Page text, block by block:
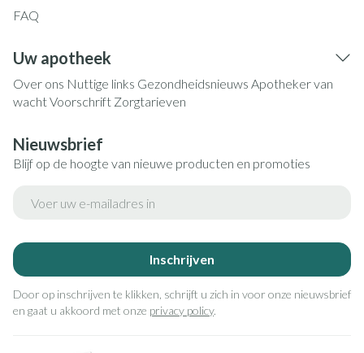
FAQ
Uw apotheek
Over ons Nuttige links Gezondheidsnieuws Apotheker van
wachtVoorschrift Zorgtarieven
Nieuwsbrief
Blijf op de hoogte van nieuwe producten en promoties
Inschrijven
Door op inschrijven te klikken, schrijft u zich in voor onze nieuwsbrief
en gaat u akkoord met onze privacy policy.